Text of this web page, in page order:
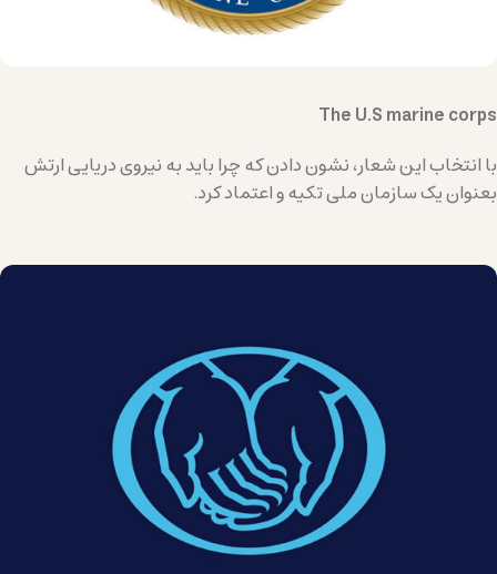
The U.S marine corps
با انتخاب این شعار، نشون دادن که چرا باید به نیروی دریایی ارتش
بعنوان یک سازمان ملی تکیه و اعتماد کرد.